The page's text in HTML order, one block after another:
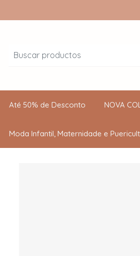
Até 50% de Desconto NOVA
Moda Infantil, Maternidade e